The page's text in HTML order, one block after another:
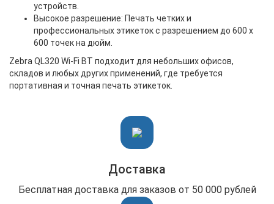
устройств.
Высокое разрешение: Печать четких и
профессиональных этикеток с разрешением до 600 x
600 точек на дюйм.
Zebra QL320 Wi-Fi BT подходит для небольших офисов,
складов и любых других применений, где требуется
портативная и точная печать этикеток.
Доставка
Бесплатная доставка для заказов от 50 000 рублей